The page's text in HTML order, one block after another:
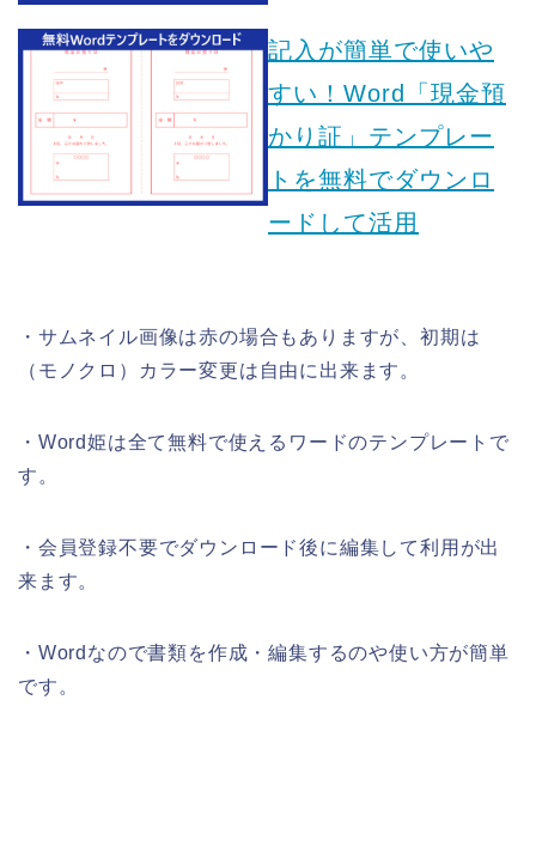
記入が簡単で使いや
すい！Word「現金預
かり証」テンプレー
トを無料でダウンロ
ードして活用
・サムネイル画像は赤の場合もありますが、初期は
（モノクロ）カラー変更は自由に出来ます。
・Word姫は全て無料で使えるワードのテンプレートで
す。
・会員登録不要でダウンロード後に編集して利用が出
来ます。
・Wordなので書類を作成・編集するのや使い方が簡単
です。